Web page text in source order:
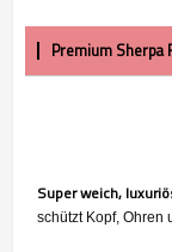
Premium Sherpa
Super weich,
schützt Kopf, Ohren